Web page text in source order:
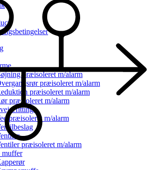
præisoleret m/alarm
præisoleret m/alarm
præisoleret m/alarm
præisoleret m/alarm
præisoleret m/alarm
præisoleret m/alarm
muffer